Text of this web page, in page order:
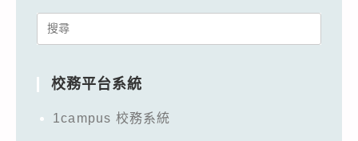
Search
校務平台系統
1campus 校務系統